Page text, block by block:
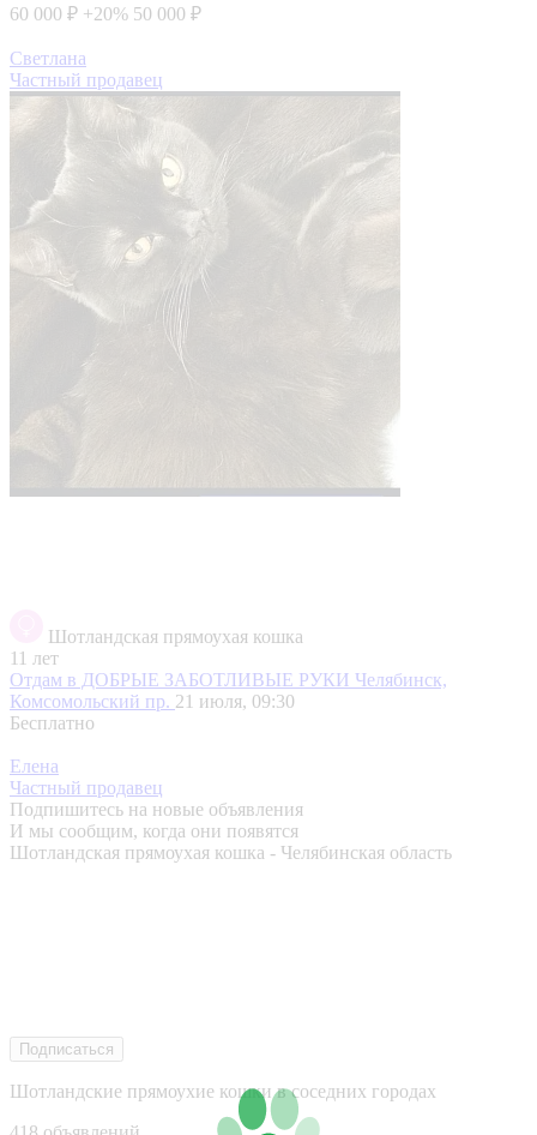
60 000 ₽ +20% 50 000 ₽
Светлана
Частный продавец
Шотландская прямоухая кошка
11 лет
Отдам в ДОБРЫЕ ЗАБОТЛИВЫЕ РУКИ Челябинск,
Комсомольский пр. 21 июля, 09:30
Бесплатно
Елена
Частный продавец
Подпишитесь на новые объявления
И мы сообщим, когда они появятся
Шотландская прямоухая кошка - Челябинская область
Подписаться
Шотландские прямоухие кошки в соседних городах